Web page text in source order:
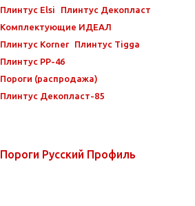
Плинтус Elsi
Плинтус Декопласт
Комплектующие ИДЕАЛ
Плинтус Korner
Плинтус Tigga
Плинтус РР-46
Пороги (распродажа)
Плинтус Декопласт-85
Пороги Русский Профиль